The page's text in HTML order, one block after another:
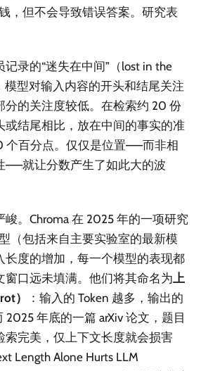
，但不会导致错误答案。研究表
录的“迷失在中间”（lost in the
模型对输入内容的开头和结尾关注
分的关注度较低。在检索约 20 份
或结尾相比，放在中间的事实的准
个百分点。仅仅是位置——而非相
——就让分数产生了如此大的波
。Chroma 在 2025 年的一项研究
（包括来自主要实验室的最新模
长度的增加，每一个模型的表现都
窗口远未填满。他们将其命名为上
）
：输入的 Token 越多，输出的
2025 年底的一篇 arXiv 论文，题目
索完美，仅上下文长度就会损害
Length Alone Hurts LLM